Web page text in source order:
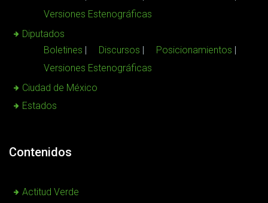
Versiones Estenográficas
Diputados
Boletines
Discursos
Posicionamientos
Versiones Estenográficas
Ciudad de México
Estados
Contenidos
Actitud Verde